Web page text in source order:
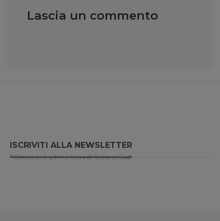
Lascia un commento
ISCRIVITI ALLA NEWSLETTER
* Riceverai le ultime news di Resto al Sud!